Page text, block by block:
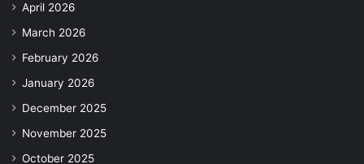
April 2026
March 2026
February 2026
January 2026
December 2025
November 2025
October 2025